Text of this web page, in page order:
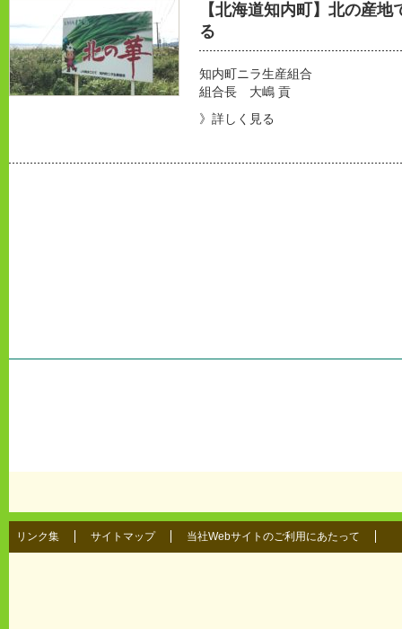
【北海道知内町】北の産
る
知内町ニラ生産組合
組合長 大嶋 貢
》詳しく見る
リンク集 サイトマップ 当社Webサイトのご利用にあたって